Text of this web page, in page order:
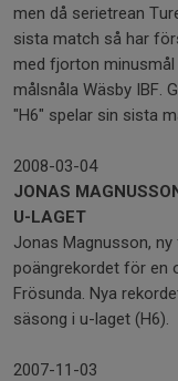
men då serietrean
sista match så har
med fjorton
målsnåla Wäsby IBF.
"H6" spelar sin sista
2008-03-04
JONAS
U-LAGET
Jonas Magnusson,
poängrekordet för en
Frösunda. Nya
säsong i u-laget (H6).
2007-11-03